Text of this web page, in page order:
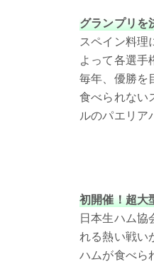
グランプリを
スペイン料理
よって各選手
毎年、優勝を
食べられない
ルのパエリア
初開催！超大
日本生ハム協
れる熱い戦い
ハムが食べら